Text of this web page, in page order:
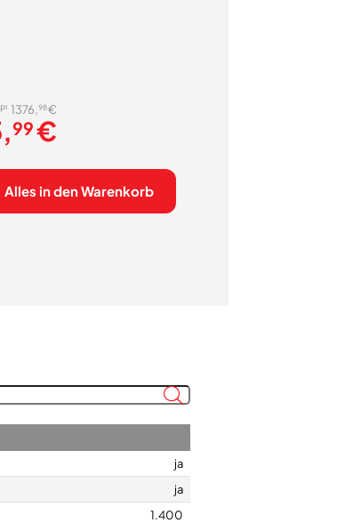
1 1376,98€
99€
Alles in den Warenkorb
ja
ja
1.400